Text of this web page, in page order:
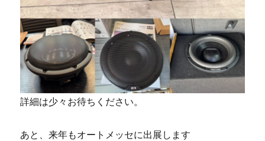
詳細は少々お待ちください。
あと、来年もオートメッセに出展します